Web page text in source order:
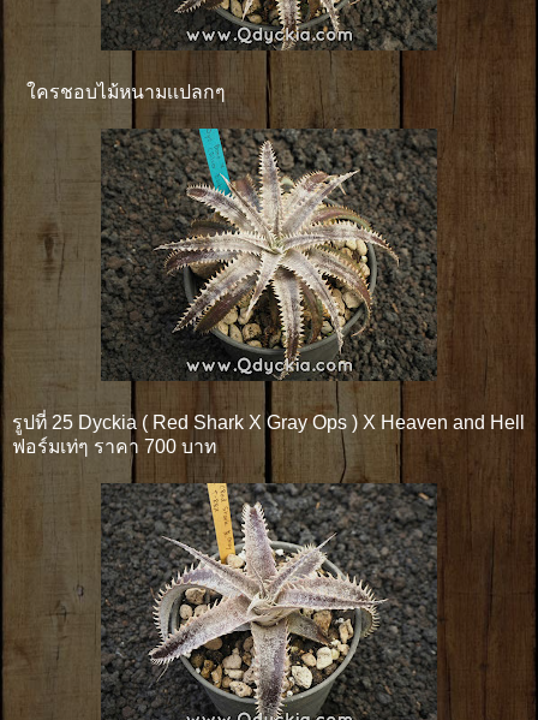
ใครชอบไม้หนามเเปลกๆ
รูปที่ 25 Dyckia ( Red Shark X Gray Ops ) X Heaven and Hell
ฟอร์มเท่ๆ ราคา 700 บาท